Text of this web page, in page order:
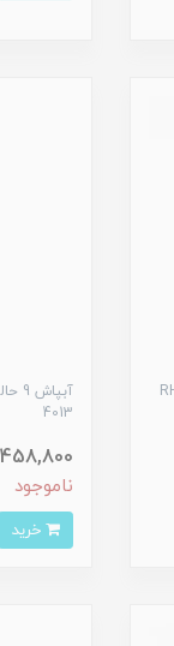
4013
458,800 تومان
ناموجود
خرید